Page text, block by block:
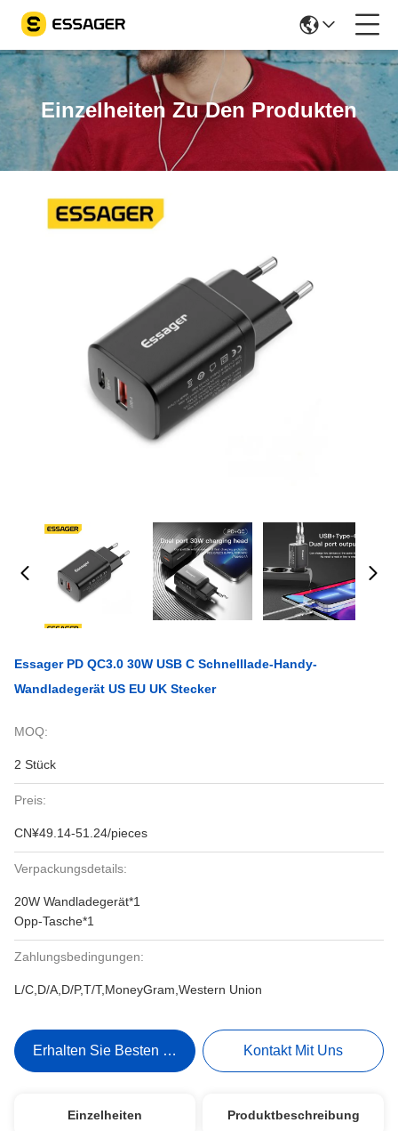
Einzelheiten Zu Den Produkten
Essager PD QC3.0 30W USB C Schnelllade-Handy-
Wandladegerät US EU UK Stecker
MOQ:
2 Stück
Preis:
CN¥49.14-51.24/pieces
Verpackungsdetails:
20W Wandladegerät*1
Opp-Tasche*1
Zahlungsbedingungen:
L/C,D/A,D/P,T/T,MoneyGram,Western Union
Erhalten Sie Besten Preis Kontakt Mit Uns
Einzelheiten Produktbeschreibung